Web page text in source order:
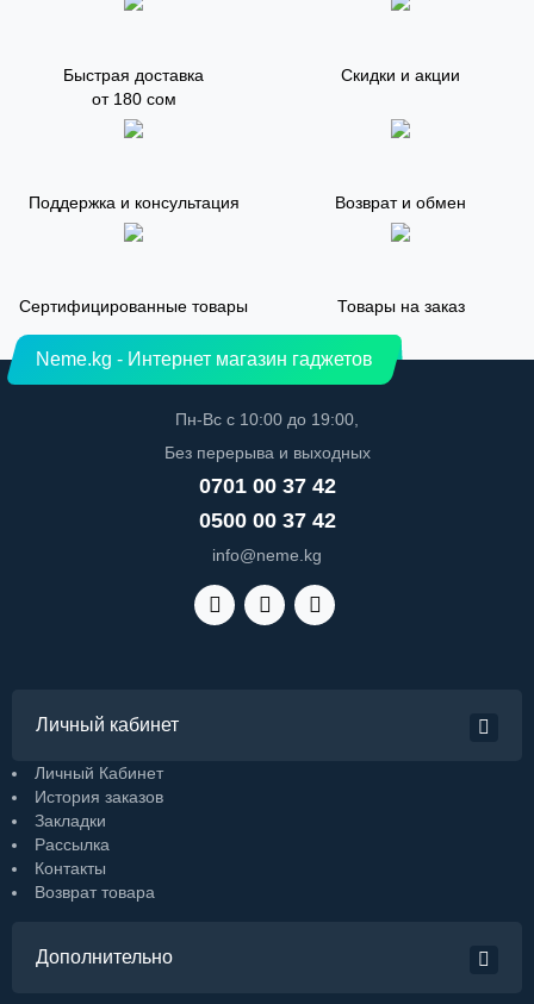
Быстрая доставка
от 180 сом
Скидки и акции
Поддержка и консультация Возврат и обмен
Сертифицированные товары Товары на заказ
Neme.kg - Интернет магазин гаджетов
Пн-Вс с 10:00 до 19:00,
Без перерыва и выходных
0701 00 37 42
0500 00 37 42
info@neme.kg
Личный кабинет
Личный Кабинет
История заказов
Закладки
Рассылка
Контакты
Возврат товара
Дополнительно